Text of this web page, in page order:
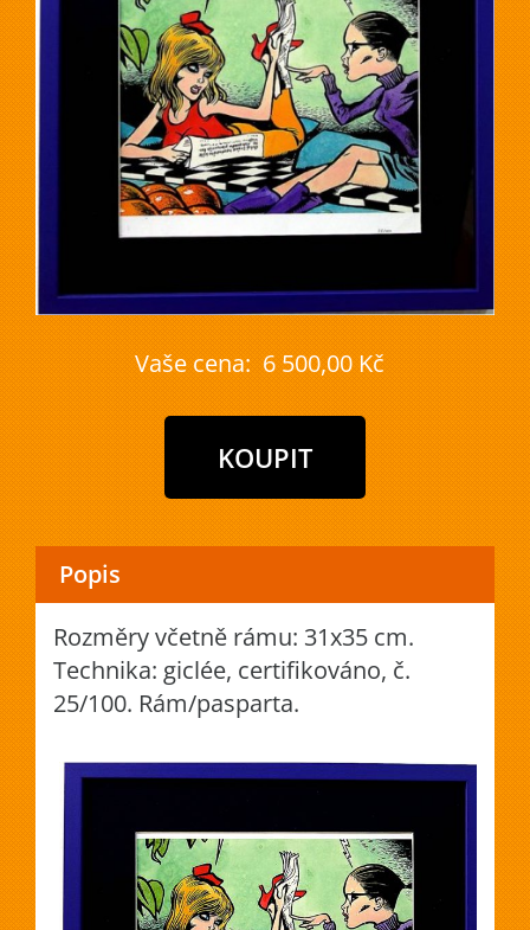
Vaše cena: 6 500,00 Kč
Popis
Rozměry včetně rámu: 31x35 cm.
Technika: giclée, certifikováno, č.
25/100. Rám/pasparta.